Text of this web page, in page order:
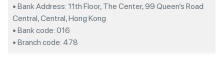
• Bank Address: 11th Floor, The Center, 99 Queen’s Road
Central, Central, Hong Kong
• Bank code: 016
• Branch code: 478